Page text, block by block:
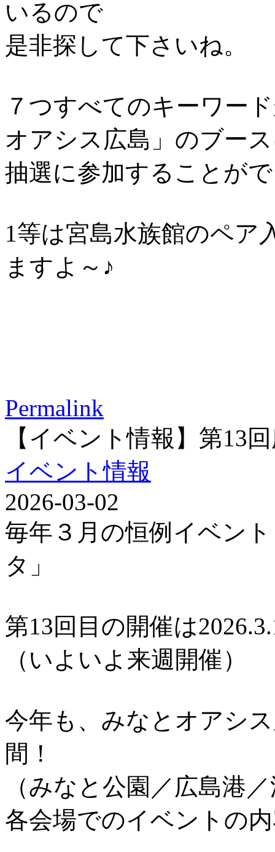
いるので
是非探して下さいね。
７つすべてのキーワー
オアシス広島」のブー
抽選に参加することが
1等は宮島水族館のペア
ますよ～♪
Permalink
【イベント情報】第13
イベント情報
2026-03-02
毎年３月の恒例イベン
タ」
第13回目の開催は
（いよいよ来週開催）
今年も、みなとオアシ
間！
（みなと公園／広島港
各会場でのイベントの